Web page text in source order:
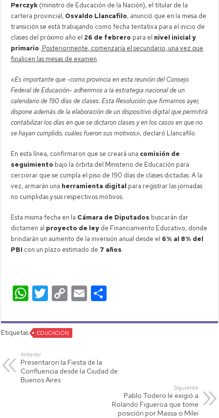
Perczyk (ministro de Educación de la Nación), el titular de la
cartera provincial, Osvaldo Llancafilo, anunció que en la mesa de
transición se está trabajando como fecha tentativa para el inicio de
clases del próximo año el 26 de febrero para el nivel inicial y
primario. Posteriormente, comenzaría el secundario, una vez que
finalicen las mesas de examen.
«Es importante que -como provincia en esta reunión del Consejo
Federal de Educación- adherimos a la estrategia nacional de un
calendario de 190 días de clases. Esta Resolución que firmamos ayer,
dispone además de la elaboración de un dispositivo digital que permitirá
contabilizar los días en que se dictaron clases y en los casos en que no
se hayan cumplido, cuáles fueron sus motivos», declaró Llancafilo.
En esta línea, confirmaron que se creará una comisión de
seguimiento bajo la órbita del Ministerio de Educación para
cerciorar que se cumpla el piso de 190 días de clases dictadas. A la
vez, armarán una herramienta digital para registrar las jornadas
no cumplidas y sus respectivos motivos.
Esta misma fecha en la Cámara de Diputados buscarán dar
dictamen al proyecto de ley de Financiamiento Educativo, donde
brindarán un aumento de la inversión anual desde el 6% al 8% del
PBI con un plazo estimado de 7 años.
W
at
s
A
p
p
T
tt
er
C
p
y
Li
nk
E
ail m
tir
Etiquetas EDUCACIÓN
Anterior
Presentaron la Fiesta de la
Confluencia desde la Ciudad de
Buenos Aires
Siguiente
Pablo Todero le exigió a
Rolando Figueroa que tome
posición por Massa o Milei